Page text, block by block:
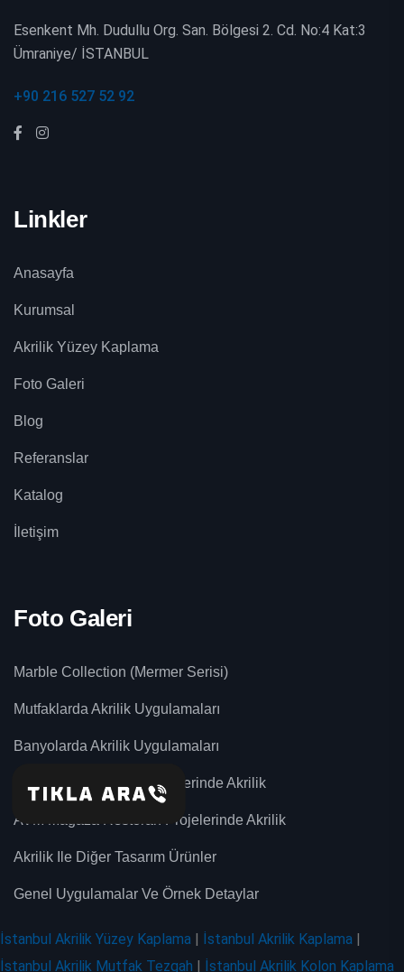
Esenkent Mh. Dudullu Org. San. Bölgesi 2. Cd. No:4 Kat:3
Ümraniye/ İSTANBUL
+90 216 527 52 92
Linkler
Anasayfa
Kurumsal
Akrilik Yüzey Kaplama
Foto Galeri
Blog
Referanslar
Katalog
İletişim
Foto Galeri
Marble Collection (Mermer Serisi)
Mutfaklarda Akrilik Uygulamaları
Banyolarda Akrilik Uygulamaları
Hastane Otel Eğitim Projelerinde Akrilik
AVM Mağaza Restoran Projelerinde Akrilik
Akrilik Ile Diğer Tasarım Ürünler
Genel Uygulamalar Ve Örnek Detaylar
İstanbul Akrilik Yüzey Kaplama | İstanbul Akrilik Kaplama |
İstanbul Akrilik Mutfak Tezgah | İstanbul Akrilik Kolon Kaplama